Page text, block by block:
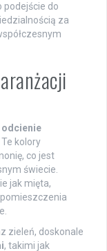
podejście do
za
odcienie
Te kolory
co jest
świecie.
jak mięta,
zieleń, doskonale
, takimi jak